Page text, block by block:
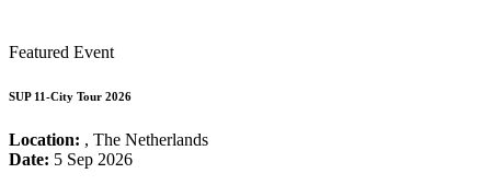
Featured Event
SUP 11-City Tour 2026
Location: , The Netherlands
Date: 5 Sep 2026